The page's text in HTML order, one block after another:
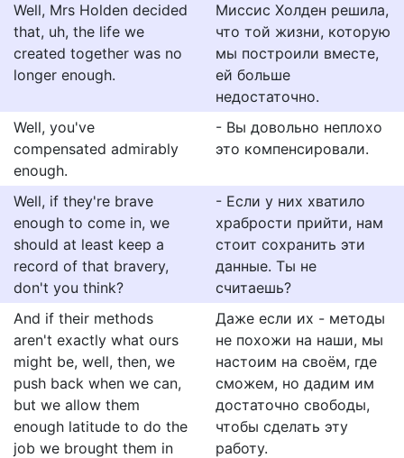
Well, Mrs Holden decided
that, uh, the life we
created together was no
longer enough.
Миссис Холден решила,
что той жизни, которую
мы построили вместе,
ей больше
недостаточно.
Well, you've
compensated admirably
enough.
- Вы довольно неплохо
это компенсировали.
Well, if they're brave
enough to come in, we
should at least keep a
record of that bravery,
don't you think?
- Если у них хватило
храбрости прийти, нам
стоит сохранить эти
данные. Ты не
считаешь?
And if their methods
aren't exactly what ours
might be, well, then, we
push back when we can,
but we allow them
enough latitude to do the
job we brought them in
Даже если их - методы
не похожи на наши, мы
настоим на своём, где
сможем, но дадим им
достаточно свободы,
чтобы сделать эту
работу.